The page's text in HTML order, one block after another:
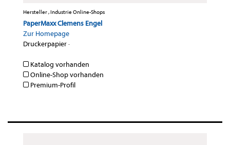
Hersteller , Industrie Online-Shops
PaperMaxx Clemens Engel
Zur Homepage
Druckerpapier·
Katalog vorhanden
Online-Shop vorhanden
Premium-Profil